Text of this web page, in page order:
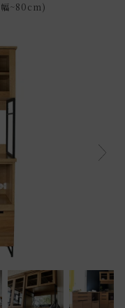
幅~80cm)